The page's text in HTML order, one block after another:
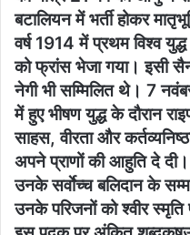
बटालियन में भर्ती होकर
वर्ष 1914 में प्रथम विश्व
को फ्रांस भेजा गया। इसी
नेगी भी सम्मिलित थे। 7
में हुए भीषण युद्ध के दौरान
साहस, वीरता और
अपने प्राणों की आहुति दे दी।
उनके सर्वाेच्च बलिदान के
उनके परिजनों को श्वीर